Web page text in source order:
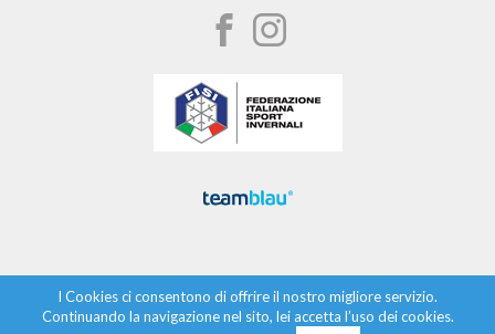
I Cookies ci consentono di offrire il nostro migliore servizio.
Continuando la navigazione nel sito, lei accetta l’uso dei cookies.